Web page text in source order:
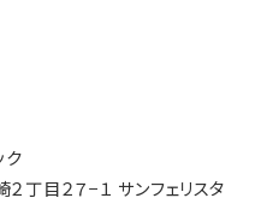
ク
丁目２７−１ サンフェリスタ